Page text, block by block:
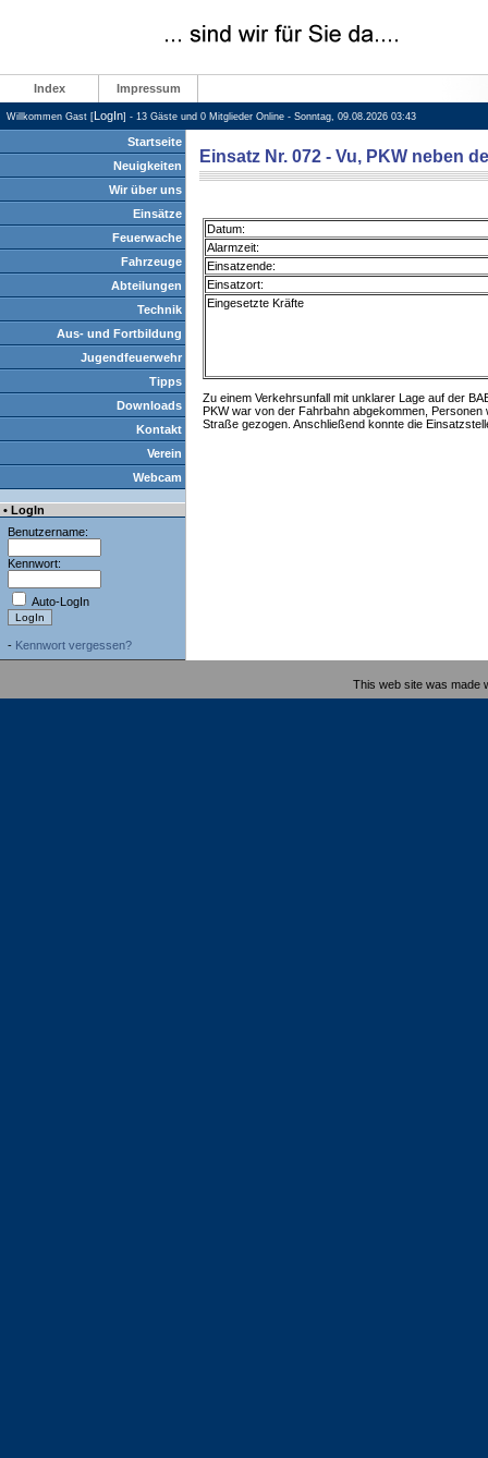
Index Impressum
Willkommen Gast [LogIn] - 13 Gäste und 0 Mitglieder Online - Sonntag, 09.08.2026 03:43
Startseite
Neuigkeiten
Wir über uns
Einsätze
Feuerwache
Fahrzeuge
Abteilungen
Technik
Aus- und Fortbildung
Jugendfeuerwehr
Tipps
Downloads
Kontakt
Verein
Webcam
• LogIn
Benutzername:
Kennwort:
Auto-LogIn
- Kennwort vergessen?
Einsatz Nr. 072 - Vu, PKW neben
Datum:
Alarmzeit:
Einsatzende:
Einsatzort:
Eingesetzte Kräfte
Zu einem Verkehrsunfall mit unklarer Lage auf der
PKW war von der Fahrbahn abgekommen,
Straße gezogen. Anschließend konnte die
This web site was made